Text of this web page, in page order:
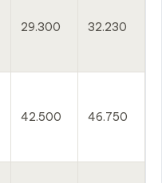
29.300 32.230
42.500 46.750